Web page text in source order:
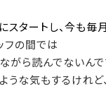
スタートし、今も
フの間では
ら読んでないんで
うな気もするけれ